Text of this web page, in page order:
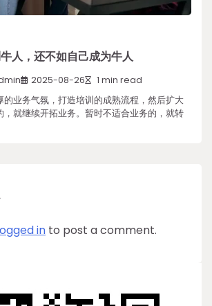
人，还不如自己成为牛人
2025-08-26 1 min read
的业务气氛，打造培训的成熟流程，然后扩大
，就继续开拓业务。暂时不适合业务的，就转
in to post a comment.